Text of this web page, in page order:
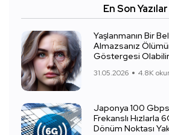
En Son Yazılar
Yaşlanmanın Bir
Almazsanız
Göstergesi Olabilir
31.05.2026 4.8K
Japonya 100
Frekanslı Hızlarla
Dönüm Noktası